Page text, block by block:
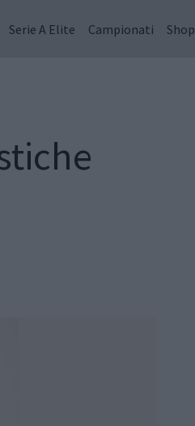
Serie A Elite Campionati Shop